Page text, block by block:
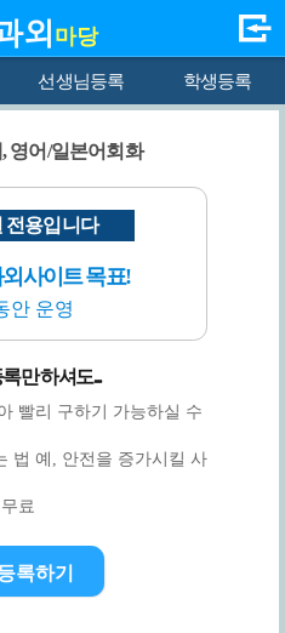
외 마당
선생님등록 학생등록
영어/일본어회화
전용입니다
사이트 목표!
안 운영
만 하셔도...
빨리 구하기 가능하실 수
법 예, 안전을 증가시킬 사
료
록하기